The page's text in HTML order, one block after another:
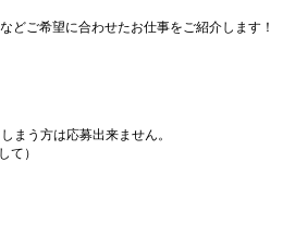
ご希望に合わせたお仕事をご紹介します！
まう方は応募出来ません。
て）